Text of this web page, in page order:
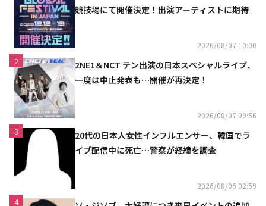
競技場にて開催決定！出演アーティストに期待
2026/08/07 10:00
2
2NE1＆NCT テン出演の日本スペシャルライブ、
一度は中止発表も…開催が再決定！
2026/08/07 09:56
3
20代の日本人女性インフルエンサー、韓国でラ
イブ配信中に死亡…警察が経緯を調査
2026/08/06 02:59
4